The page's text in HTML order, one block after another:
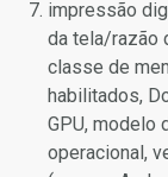
impressão
da tela/razão
classe de
habilitados,
GPU, modelo
operacional,